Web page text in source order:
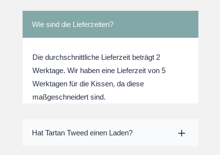
Wie sind die Lieferzeiten?
Die durchschnittliche Lieferzeit beträgt 2
Werktage. Wir haben eine Lieferzeit von 5
Werktagen für die Kissen, da diese
maßgeschneidert sind.
Hat Tartan Tweed einen Laden?